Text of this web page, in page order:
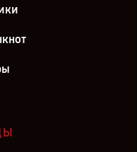
в г. Санкт-